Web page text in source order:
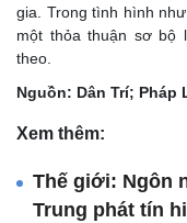
gia. Trong tình hình
một thỏa thuận sơ bộ
theo.
Nguồn: Dân Trí; Pháp
Xem thêm:
Thế giới: Ngôn
Trung phát tín